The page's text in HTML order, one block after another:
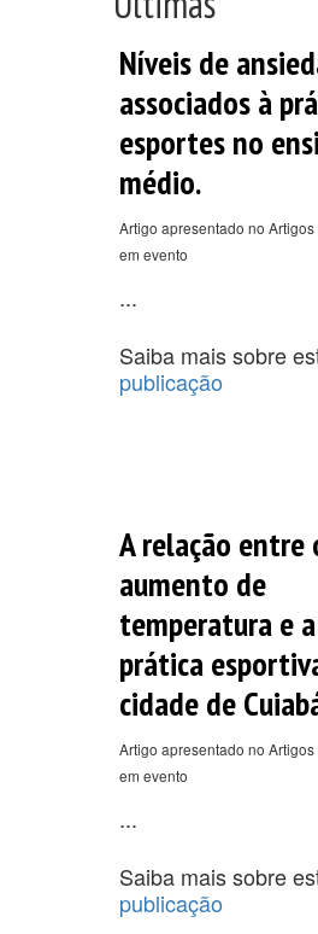
Níveis de
associados à
esportes no
médio.
Artigo apresentado no
em evento
...
Saiba mais sobre
publicação
A relação entre
aumento de
temperatura e a
prática
cidade de
Artigo apresentado no
em evento
...
Saiba mais sobre
publicação